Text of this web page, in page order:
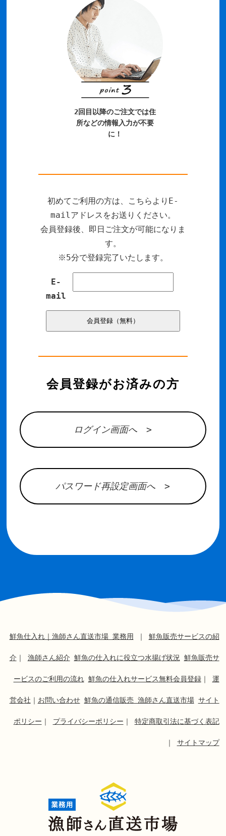
2回目以降のご注文では住
所などの情報入力が不要
に！
初めてご利用の方は、こちらよりE-
mailアドレスをお送りください。
会員登録後、即日ご注文が可能になりま
す。
※5分で登録完了いたします。
E-
mail
会員登録がお済みの方
ログイン画面へ >
パスワード再設定画面へ >
鮮魚仕入れ｜漁師さん直送市場 業務用 ｜ 鮮魚販売サービスの紹
介 ｜ 漁師さん紹介 鮮魚の仕入れに役立つ水揚げ状況 鮮魚販売サ
ービスのご利用の流れ 鮮魚の仕入れサービス無料会員登録｜ 運
営会社 ｜ お問い合わせ 鮮魚の通信販売 漁師さん直送市場 サイト
ポリシー ｜ プライバシーポリシー ｜ 特定商取引法に基づく表記
｜ サイトマップ